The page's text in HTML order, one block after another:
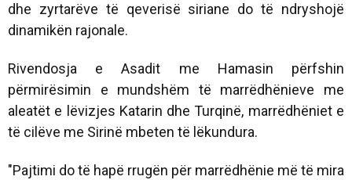
dhe zyrtarëve të qeverisë siriane do të ndryshojë
dinamikën rajonale.
Rivendosja e Asadit me Hamasin përfshin
përmirësimin e mundshëm të marrëdhënieve me
aleatët e lëvizjes Katarin dhe Turqinë, marrëdhëniet e
të cilëve me Sirinë mbeten të lëkundura.
"Pajtimi do të hapë rrugën për marrëdhënie më të mira